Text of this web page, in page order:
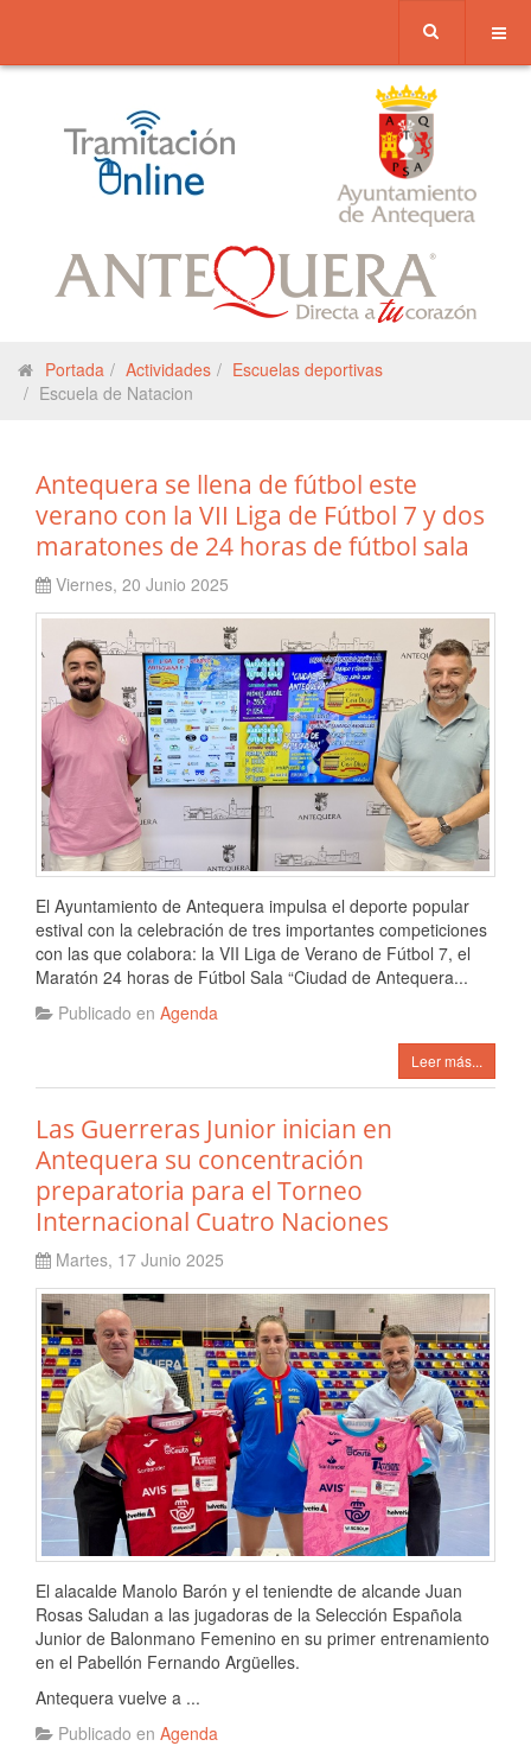
Portada Actividades
Escuelas deportivas
Escuela de Natacion
Antequera se llena de fútbol este
verano con la VII Liga de Fútbol 7 y dos
maratones de 24 horas de fútbol sala
Viernes, 20 Junio 2025
El Ayuntamiento de Antequera impulsa el deporte popular
estival con la celebración de tres importantes competiciones
con las que colabora: la VII Liga de Verano de Fútbol 7, el
Maratón 24 horas de Fútbol Sala “Ciudad de Antequera...
Publicado en Agenda
Leer más...
Las Guerreras Junior inician en
Antequera su concentración
preparatoria para el Torneo
Internacional Cuatro Naciones
Martes, 17 Junio 2025
El alacalde Manolo Barón y el teniendte de alcande Juan
Rosas Saludan a las jugadoras de la Selección Española
Junior de Balonmano Femenino en su primer entrenamiento
en el Pabellón Fernando Argüelles.
Antequera vuelve a ...
Publicado en Agenda